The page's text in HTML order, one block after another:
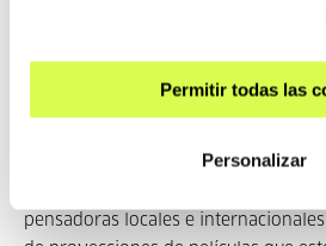
Permitir todas las
Personalizar
Arquitectura:
fílmicos. Europa
Desde hace años, Arquitectura:
pensadoras locales e